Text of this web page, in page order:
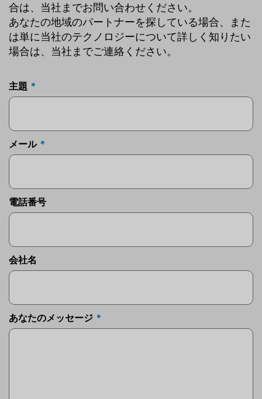
合は、当社までお問い合わせください。
あなたの地域のパートナーを探している場合、また
は単に当社のテクノロジーについて詳しく知りたい
場合は、当社までご連絡ください。
主題
メール
電話番号
会社名
あなたのメッセージ